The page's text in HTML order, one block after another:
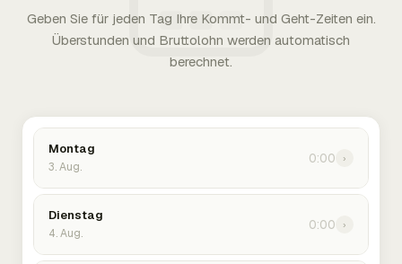
Geben Sie für jeden Tag Ihre Kommt- und Geht-Zeiten ein.
Überstunden und Bruttolohn werden automatisch
berechnet.
Montag
3. Aug.
0:00 ›
Dienstag
4. Aug.
0:00 ›